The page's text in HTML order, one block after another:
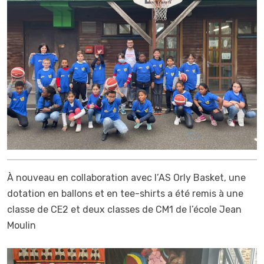
À nouveau en collaboration avec l’AS Orly Basket, une
dotation en ballons et en tee-shirts a été remis à une
classe de CE2 et deux classes de CM1 de l’école Jean
Moulin